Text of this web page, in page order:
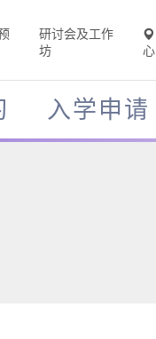
研讨会及工作
坊
心
入学申请